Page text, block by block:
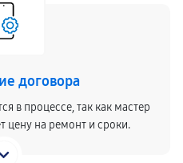
договора
в процессе, так как мастер
цену на ремонт и сроки.